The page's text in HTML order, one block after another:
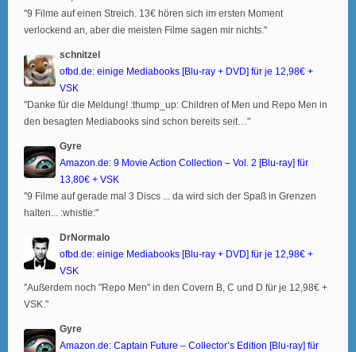
"9 Filme auf einen Streich. 13€ hören sich im ersten Moment
verlockend an, aber die meisten Filme sagen mir nichts."
schnitzel
ofbd.de: einige Mediabooks [Blu-ray + DVD] für je 12,98€ +
VSK
"Danke für die Meldung! :thump_up: Children of Men und Repo Men in
den besagten Mediabooks sind schon bereits seit…"
Gyre
Amazon.de: 9 Movie Action Collection – Vol. 2 [Blu-ray] für
13,80€ + VSK
"9 Filme auf gerade mal 3 Discs ... da wird sich der Spaß in Grenzen
halten... :whistle:"
DrNormalo
ofbd.de: einige Mediabooks [Blu-ray + DVD] für je 12,98€ +
VSK
"Außerdem noch "Repo Men" in den Covern B, C und D für je 12,98€ +
VSK."
Gyre
Amazon.de: Captain Future – Collector’s Edition [Blu-ray] für